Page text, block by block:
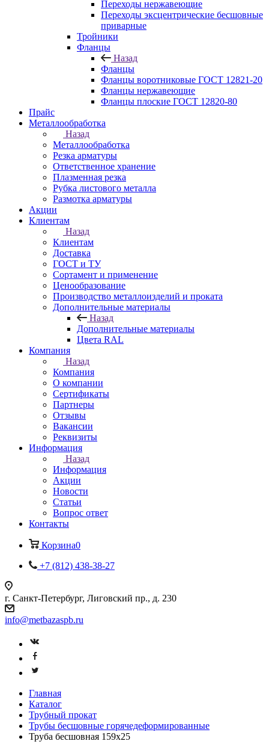
Переходы нержавеющие
Переходы эксцентрические бесшовные
приварные
Тройники
Фланцы
Назад
Фланцы
Фланцы воротниковые ГОСТ 12821-20
Фланцы нержавеющие
Фланцы плоские ГОСТ 12820-80
Прайс
Металлообработка
Назад
Металлообработка
Резка арматуры
Ответственное хранение
Плазменная резка
Рубка листового металла
Размотка арматуры
Акции
Клиентам
Назад
Клиентам
Доставка
ГОСТ и ТУ
Сортамент и применение
Ценообразование
Производство металлоизделий и проката
Дополнительные материалы
Назад
Дополнительные материалы
Цвета RAL
Компания
Назад
Компания
О компании
Сертификаты
Партнеры
Отзывы
Вакансии
Реквизиты
Информация
Назад
Информация
Акции
Новости
Статьи
Вопрос ответ
Контакты
Корзина0
+7 (812) 438-38-27
г. Санкт-Петербург, Лиговский пр., д. 230
info@metbazaspb.ru
Главная
Каталог
Трубный прокат
Трубы бесшовные горячедеформированные
Труба бесшовная 159х25